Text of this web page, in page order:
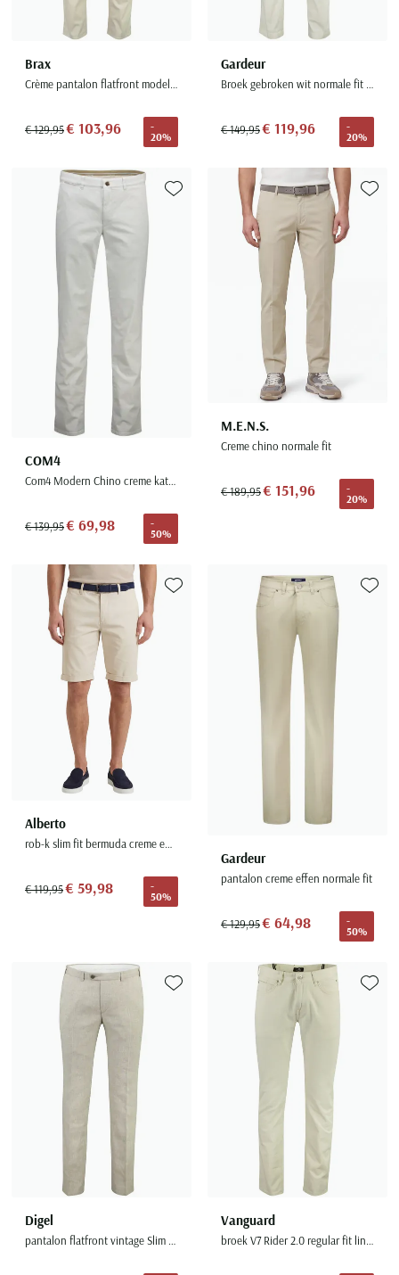
Brax
Crème pantalon flatfront model wijde fit
€ 129,95€ 103,96
-
20%
Gardeur
Broek gebroken wit normale fit katoen
€ 149,95€ 119,96
-
20%
COM4
Com4 Modern Chino creme katoen
€ 139,95€ 69,98
-
50%
Toevoegen aan favorieten
M.E.N.S.
Creme chino normale fit
€ 189,95€ 151,96
-
20%
Alberto
rob-k slim fit bermuda creme effen
€ 119,95€ 59,98
-
50%
Toevoegen aan favorieten
Gardeur
pantalon creme effen normale fit
€ 129,95€ 64,98
-
50%
Digel
pantalon flatfront vintage Slim Fit creme gemeleerd
Toevoegen aan favorieten
Vanguard
broek V7 Rider 2.0 regular fit linnenblend creme